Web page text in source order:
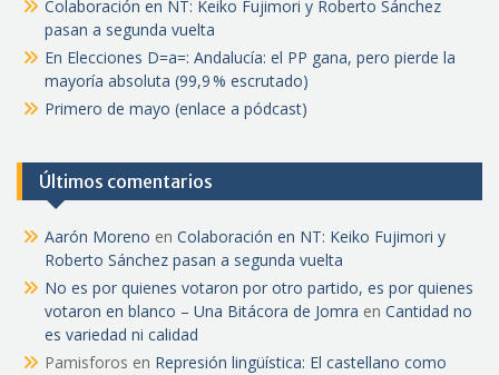
Colaboración en NT: Keiko Fujimori y Roberto Sánchez
pasan a segunda vuelta
En Elecciones D=a=: Andalucía: el PP gana, pero pierde la
mayoría absoluta (99,9 % escrutado)
Primero de mayo (enlace a pódcast)
Últimos comentarios
Aarón Moreno en Colaboración en NT: Keiko Fujimori y
Roberto Sánchez pasan a segunda vuelta
No es por quienes votaron por otro partido, es por quienes
votaron en blanco – Una Bitácora de Jomra en Cantidad no
es variedad ni calidad
Pamisforos en Represión lingüística: El castellano como